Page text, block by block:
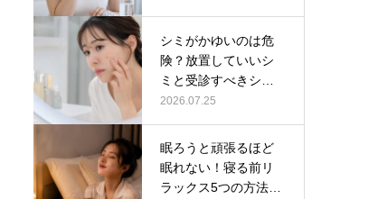
シミがかゆいのは危
険？放置していいシ
ミと受診すべきシミ
の見分け方
2026.07.25
眠ろうと頑張るほど
眠れない！寝る前リ
ラックス5つの方法と